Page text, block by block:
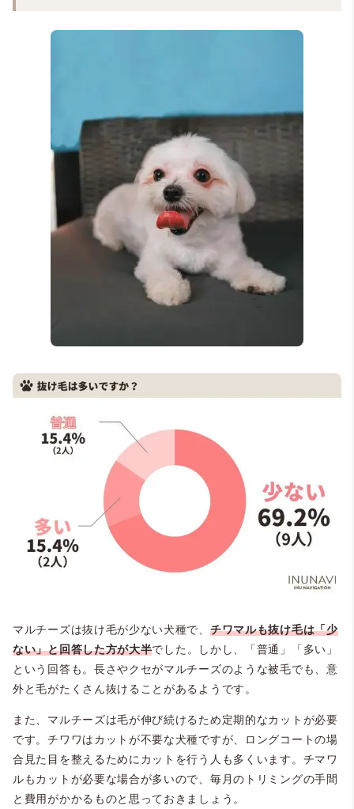
＠jewela_mama
マルチーズは抜け毛が少ない犬種で、 チワマルも抜け毛は「少
ない」と回答した方が大半でした。しかし、「普通」「多い」
という回答も。長さやクセがマルチーズのような被毛でも、意
外と毛がたくさん抜けることがあるようです。
また、マルチーズは毛が伸び続けるため定期的なカットが必要
です。チワワはカットが不要な犬種ですが、ロングコートの場
合見た目を整えるためにカットを行う人も多くいます。チマワ
ルもカットが必要な場合が多いので、毎月のトリミングの手間
と費用がかかるものと思っておきましょう。